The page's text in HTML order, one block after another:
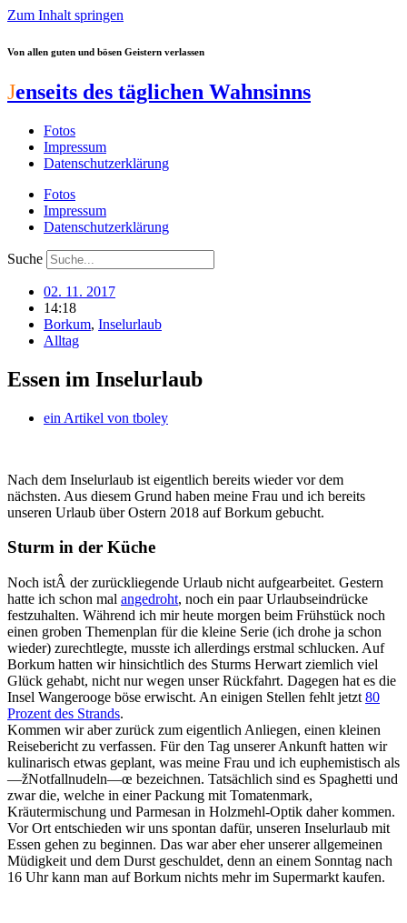
Zum Inhalt springen
Von allen guten und bösen Geistern verlassen
Jenseits des täglichen Wahnsinns
Fotos
Impressum
Datenschutzerklärung
Fotos
Impressum
Datenschutzerklärung
Suche
02. 11. 2017
14:18
Borkum, Inselurlaub
Alltag
Essen im Inselurlaub
ein Artikel von tboley
Nach dem Inselurlaub ist eigentlich bereits wieder vor dem
nächsten. Aus diesem Grund haben meine Frau und ich bereits
unseren Urlaub über Ostern 2018 auf Borkum gebucht.
Sturm in der Küche
Noch istÂ der zurückliegende Urlaub nicht aufgearbeitet. Gestern
hatte ich schon mal angedroht, noch ein paar Urlaubseindrücke
festzuhalten. Während ich mir heute morgen beim Frühstück noch
einen groben Themenplan für die kleine Serie (ich drohe ja schon
wieder) zurechtlegte, musste ich allerdings erstmal schlucken. Auf
Borkum hatten wir hinsichtlich des Sturms Herwart ziemlich viel
Glück gehabt, nicht nur wegen unser Rückfahrt. Dagegen hat es die
Insel Wangerooge böse erwischt. An einigen Stellen fehlt jetzt 80
Prozent des Strands.
Kommen wir aber zurück zum eigentlich Anliegen, einen kleinen
Reisebericht zu verfassen. Für den Tag unserer Ankunft hatten wir
kulinarisch etwas geplant, was meine Frau und ich euphemistisch als
—žNotfallnudeln—œ bezeichnen. Tatsächlich sind es Spaghetti und
zwar die, welche in einer Packung mit Tomatenmark,
Kräutermischung und Parmesan in Holzmehl-Optik daher kommen.
Vor Ort entschieden wir uns spontan dafür, unseren Inselurlaub mit
Essen gehen zu beginnen. Das war aber eher unserer allgemeinen
Müdigkeit und dem Durst geschuldet, denn an einem Sonntag nach
16 Uhr kann man auf Borkum nichts mehr im Supermarkt kaufen.